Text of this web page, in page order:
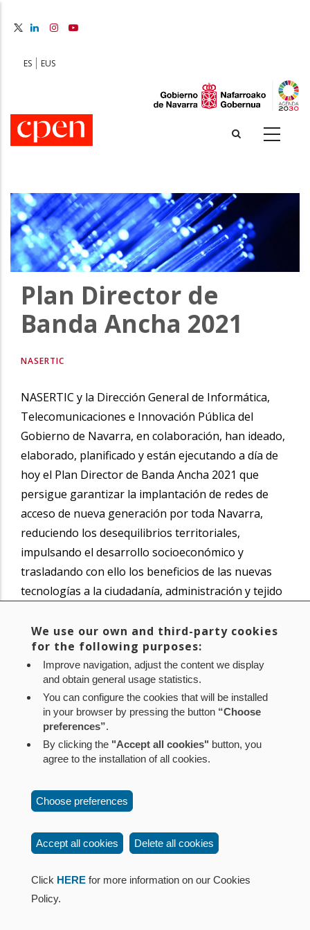
content
ES EUS
Plan Director de
Banda Ancha 2021
NASERTIC
NASERTIC y la Dirección General de Informática,
Telecomunicaciones e Innovación Pública del
Gobierno de Navarra, en colaboración, han ideado,
elaborado, planificado y están ejecutando a día de
hoy el Plan Director de Banda Ancha 2021 que
persigue garantizar la implantación de redes de
acceso de nueva generación por toda Navarra,
reduciendo los desequilibrios territoriales,
impulsando el desarrollo socioeconómico y
trasladando con ello los beneficios de las nuevas
tecnologías a la ciudadanía, administración y tejido
SABER MÁS
TwitterFacebook
Aviso legal Política de privacidad
Mapa web
Configuración de cookies
Contacto: Paseo de Sarasate nº 38, 2º Dcha - 31001
Pamplona (Navarra) Tel.: 848 42 08 72
corporacion@cpen.es
We use our own and third-party cookies
for the following purposes:
Improve navigation, adjust the content we display
and obtain general usage statistics.
You can configure the cookies that will be installed
in your browser by pressing the button “Choose
preferences”.
By clicking the "Accept all cookies" button, you
agree to the installation of all cookies.
Choose preferences
Accept all cookies Delete all cookies
Click HERE for more information on our Cookies
Policy.